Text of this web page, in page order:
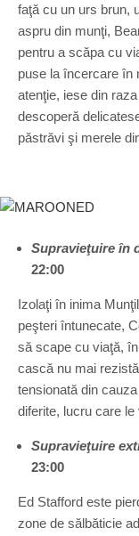
faţă cu un urs brun,
aspru din munţi,
pentru a scăpa cu
puse la încercare în
atenţie, iese din
descoperă
păstrăvi şi merele
Supravieţuire în
22:00
Izolaţi în inima
peşteri întunecate,
să scape cu viaţă,
cască nu mai
tensionată din
diferite, lucru care
Supravieţuire
23:00
Ed Stafford este
zone de sălbăticie